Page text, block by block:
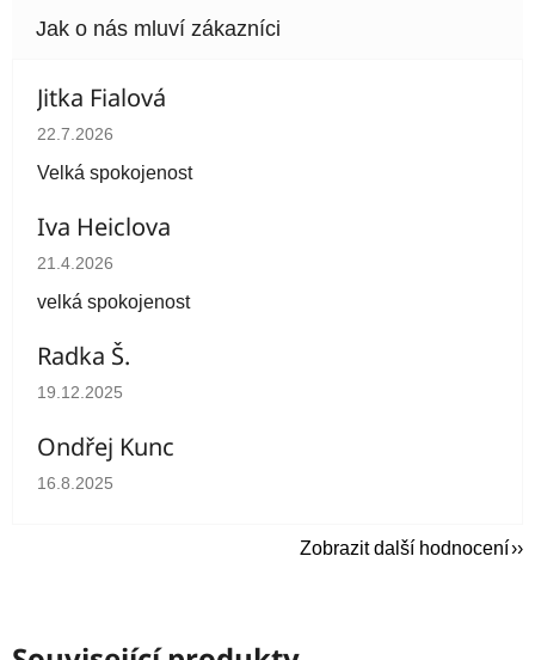
Jitka Fialová
Hodnocení obchodu je 5 z 5 hvězdiček.
22.7.2026
Velká spokojenost
Iva Heiclova
Hodnocení obchodu je 5 z 5 hvězdiček.
21.4.2026
velká spokojenost
Radka Š.
Hodnocení obchodu je 5 z 5 hvězdiček.
19.12.2025
Ondřej Kunc
Hodnocení obchodu je 5 z 5 hvězdiček.
16.8.2025
Zobrazit další hodnocení